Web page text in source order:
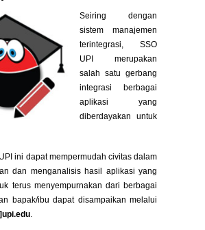
Seiring dengan
sistem manajemen
terintegrasi, SSO
UPI merupakan
salah satu gerbang
integrasi berbagai
aplikasi yang
diberdayakan untuk
ini dapat mempermudah civitas dalam
dan menganalisis hasil aplikasi yang
terus menyempurnakan dari berbagai
bapak/ibu dapat disampaikan melalui
.